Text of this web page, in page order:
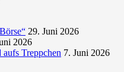
29. Juni 2026
2026
Treppchen 7. Juni 2026